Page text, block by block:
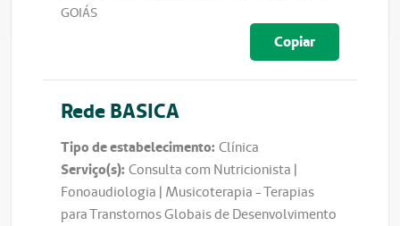
GOIÁS
Copiar
Rede BASICA
Tipo de estabelecimento: Clínica
Serviço(s): Consulta com Nutricionista |
Fonoaudiologia | Musicoterapia - Terapias
para Transtornos Globais de Desenvolvimento